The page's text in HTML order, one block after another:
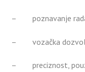
– poznavanje rada
– vozačka
– preciznost,